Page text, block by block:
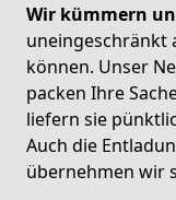
Wir kümmern
uneingeschränkt
können. Unser
packen Ihre
liefern sie
Auch die
übernehmen wir